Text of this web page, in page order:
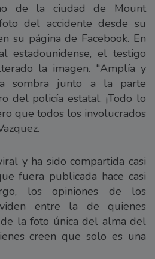
de la ciudad de Mount
del accidente desde su
su página de Facebook. En
estadounidense, el testigo
la imagen. "Amplía y
sombra junto a la parte
del policía estatal. ¡Todo lo
que todos los involucrados
y ha sido compartida casi
fuera publicada hace casi
los opiniones de los
entre la de quienes
la foto única del alma del
creen que solo es una